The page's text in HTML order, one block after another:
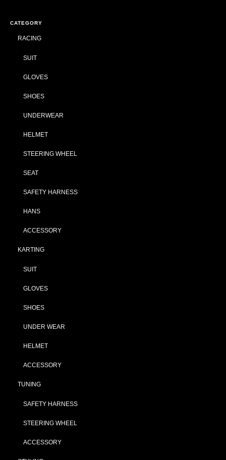
CATEGORY
RACING
SUIT
GLOVES
SHOES
UNDERWEAR
HELMET
STEERING WHEEL
SEAT
SAFETY HARNESS
HANS
ACCESSORY
KARTING
SUIT
GLOVES
SHOES
UNDER WEAR
HELMET
ACCESSORY
TUNING
SAFETY HARNESS
STEERING WHEEL
ACCESSORY